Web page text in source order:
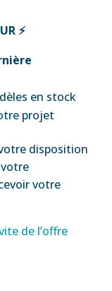
⚡
en stock
projet
disposition
votre
de l’offre